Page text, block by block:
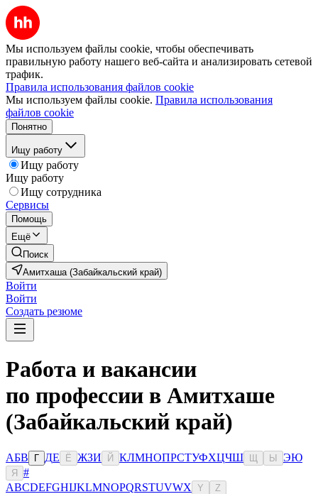
Мы используем файлы cookie, чтобы обеспечивать
правильную работу нашего веб-сайта и анализировать сетевой
трафик.
Правила использования файлов cookie
Мы используем файлы cookie. Правила использования
файлов cookie
Понятно
Ищу работу
Ищу работу
Ищу работу
Ищу сотрудника
Сервисы
Помощь
Ещё
Поиск
Амитхаша (Забайкальский край)
Войти
Войти
Создать резюме
Работа и вакансии
по профессии в Амитхаше
(Забайкальский край)
АБВ Г ДЕ Ё ЖЗИ Й КЛМНОПРСТУФХЦЧШ Ы ЭЮ
Я
#
ABCDEFGHIJKLMNOPQRSTUVWX Y Z